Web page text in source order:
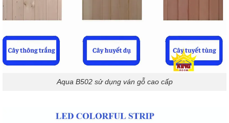
Aqua B502 sử dụng ván gỗ cao cấp